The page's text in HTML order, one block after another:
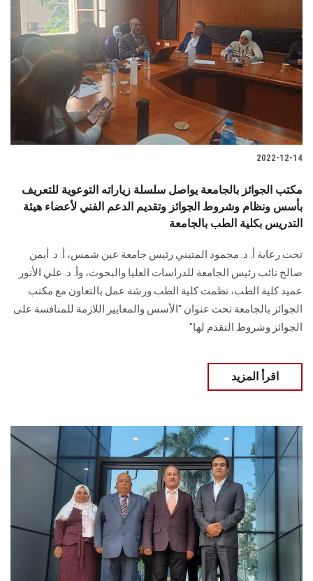
2022-12-14
مكتب الجوائز بالجامعة يواصل سلسلة زياراته التوعوية للتعريف
بأسس ونظام وشروط الجوائز وتقديم الدعم الفني لأعضاء هيئة
التدريس بكلية الطب بالجامعة
تحت رعاية أ. د. محمود المتيني رئيس جامعة عين شمس، أ. د. أيمن
صالح نائب رئيس الجامعة للدراسات العليا والبحوث، وأ. د. علي الأنور
عميد كلية الطب، نظمت كلية الطب ورشة عمل بالتعاون مع مكتب
الجوائز بالجامعة تحت عنوان "الأسس والمعايير اللازمة للمنافسة على
الجوائز وشروط التقدم لها"
اقرأ المزيد